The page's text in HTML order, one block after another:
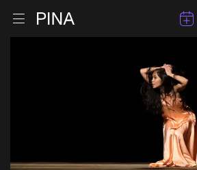
Menu öffnen